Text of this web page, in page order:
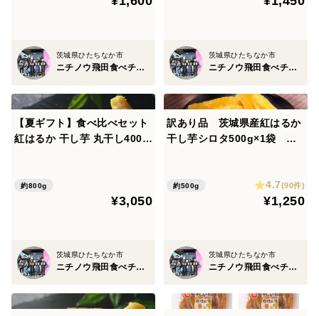
茨城県ひたちなか市
ニチノウ飛田食べチョク店
茨城県ひたちなか市
ニチノウ飛田食べチョク店
【夏ギフト】食べ比べセット
紅はるか 干し芋 丸干し400g
約800g
¥3,050
茨城県ひたちなか市
ニチノウ飛田食べチョク店
訳あり品 茨城県産紅はるか
干し芋シロタ500g×1袋 ネ
約500g 4.7(90件)
¥1,250
茨城県ひたちなか市
ニチノウ飛田食べチョク店